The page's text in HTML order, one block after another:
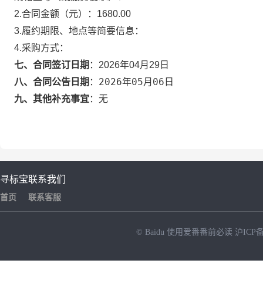
2.合同金额（元）： 1680.00
3.履约期限、地点等简要信息：
4.采购方式：
七、合同签订日期 ： 2026年04月29日
八、合同公告日期 ： 2026年05月06日
九、其他补充事宜： 无
寻标宝
首页
联系我们
联系客服
© Baidu 使用爱番番前必读 沪ICP